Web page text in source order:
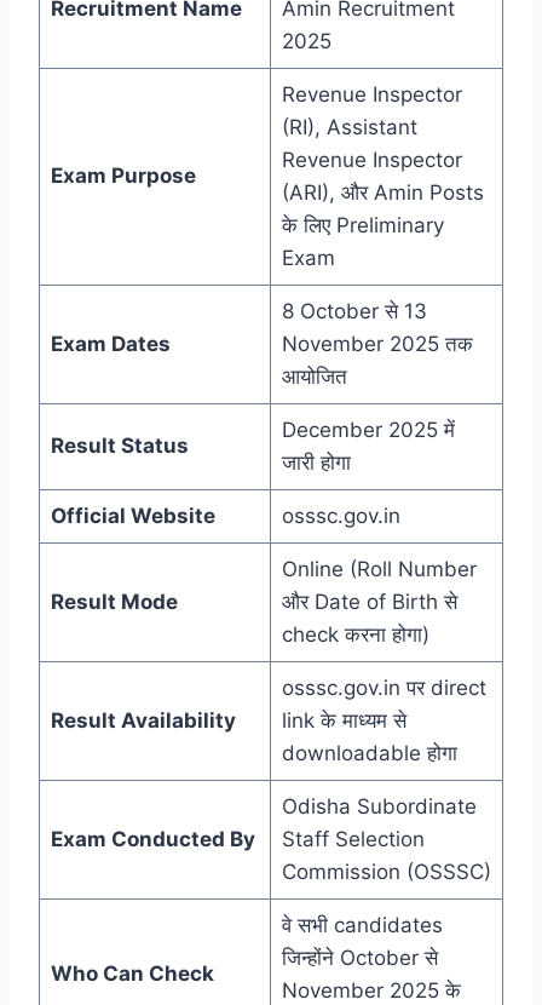
Recruitment Name
Amin Recruitment
2025
Exam Purpose
Revenue Inspector
(RI), Assistant
Revenue Inspector
(ARI), और Amin Posts
के लिए Preliminary
Exam
Exam Dates
8 October से 13
November 2025 तक
आयोजित
Result Status
December 2025 में
जारी होगा
Official Website osssc.gov.in
Result Mode
Online (Roll Number
और Date of Birth से
check करना होगा)
Result Availability
osssc.gov.in पर direct
link के माध्यम से
downloadable होगा
Exam Conducted By
Odisha Subordinate
Staff Selection
Commission (OSSSC)
Who Can Check
वे सभी candidates
जिन्होंने October से
November 2025 के